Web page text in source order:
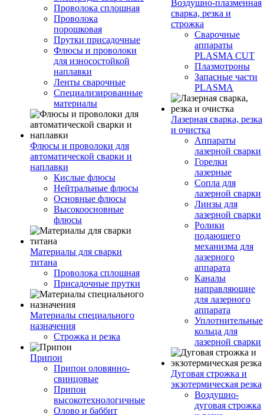
Проволока сплошная
Проволока
порошковая
Прутки присадочные
Флюсы и проволоки
для износостойкой
наплавки
Ленты сварочные
Специализированные
материалы
Флюсы и проволоки для
автоматической сварки и
наплавки
Кислые флюсы
Нейтральные флюсы
Основные флюсы
Высокоосновные
флюсы
Материалы для сварки
титана
Проволока сплошная
Присадочные прутки
Материалы специального
назначения
Строжка и резка
Припои
Припои оловянно-
свинцовые
Припои
высокотехнологичные
Олово и баббит
Воздушно-плазменная
сварка, резка и
строжка
Сварочные
аппараты
PLASMA CUT
Плазмотроны
Запасные части
PLASMA
Лазерная сварка, резка
и очистка
Аппараты
лазерной сварки
Горелки
лазерные
Сопла для
лазерной сварки
Линзы для
лазерной сварки
Ролики
подающего
механизма для
лазерного
аппарата
Каналы
направляющие
для лазерного
аппарата
Уплотнительные
кольца для
лазерной сварки
Дуговая строжка и
экзотермическая резка
Воздушно-
дуговая строжка